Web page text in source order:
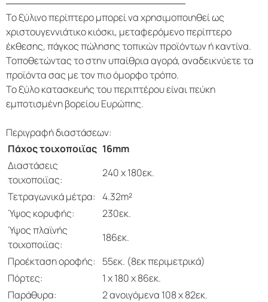
Το ξύλινο περίπτερο μπορεί να χρησιμοποιηθεί ως
χριστουγεννιάτικο κιόσκι, μεταφερόμενο περίπτερο
έκθεσης, πάγκος πώλησης τοπικών προϊόντων ή καντίνα.
Τοποθετώντας το στην υπαίθρια αγορά, αναδεικνύετε τα
προϊόντα σας με τον πιο όμορφο τρόπο.
Το ξύλο κατασκευής του περιπτέρου είναι πεύκη
εμποτισμένη βορείου Ευρώπης.
Περιγραφή διαστάσεων:
Πάχος τοιχοποιϊας 16mm
Διαστάσεις
τοιχοποιϊας:
240 x 180εκ.
Τετραγωνικά μέτρα: 4.32m²
Ύψος κορυφής:
230εκ.
Ύψος πλαϊνής
τοιχοποιϊας:
186εκ.
Προέκταση οροφής:
55εκ. (8εκ περιμετρικά)
Πόρτες:
1 x 180 x 86εκ.
Παράθυρα:
2 ανοιγόμενα 108 x 82εκ.